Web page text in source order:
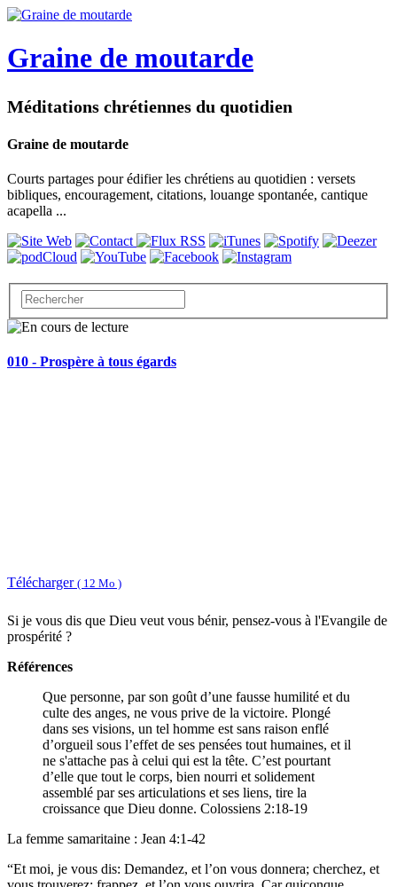
Graine de moutarde
Méditations chrétiennes du quotidien
Graine de moutarde
Courts partages pour édifier les chrétiens au quotidien : versets
bibliques, encouragement, citations, louange spontanée, cantique
acapella ...
010 - Prospère à tous égards
Télécharger ( 12 Mo )
Si je vous dis que Dieu veut vous bénir, pensez-vous à l'Evangile de
prospérité ?
Références
Que personne, par son goût d’une fausse humilité et du
culte des anges, ne vous prive de la victoire. Plongé
dans ses visions, un tel homme est sans raison enflé
d’orgueil sous l’effet de ses pensées tout humaines, et il
ne s'attache pas à celui qui est la tête. C’est pourtant
d’elle que tout le corps, bien nourri et solidement
assemblé par ses articulations et ses liens, tire la
croissance que Dieu donne. Colossiens 2:18-19
La femme samaritaine : Jean 4:1-42
“Et moi, je vous dis: Demandez, et l’on vous donnera; cherchez, et